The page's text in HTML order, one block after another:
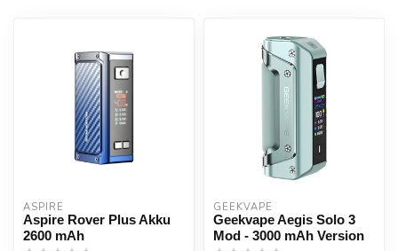
ASPIRE
Aspire Rover Plus Akku
2600 mAh
GEEKVAPE
Geekvape Aegis Solo 3
Mod - 3000 mAh Version